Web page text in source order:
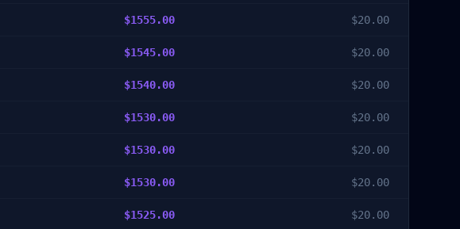
$1555.00 $20.00
$1545.00 $20.00
$1540.00 $20.00
$1530.00 $20.00
$1530.00 $20.00
$1530.00 $20.00
$1525.00 $20.00